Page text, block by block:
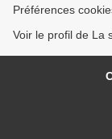
Préférences
Voir le profil de La